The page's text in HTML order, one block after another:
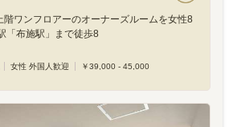
ワンフロアーのオーナーズルームを女性8
「布施駅」まで徒歩8
女性 外国人歓迎 ￥39,000 - 45,000